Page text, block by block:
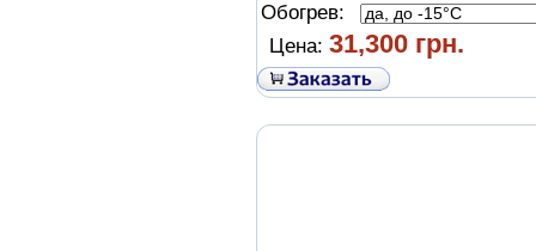
Обогрев:
Цена: 31,300 грн.